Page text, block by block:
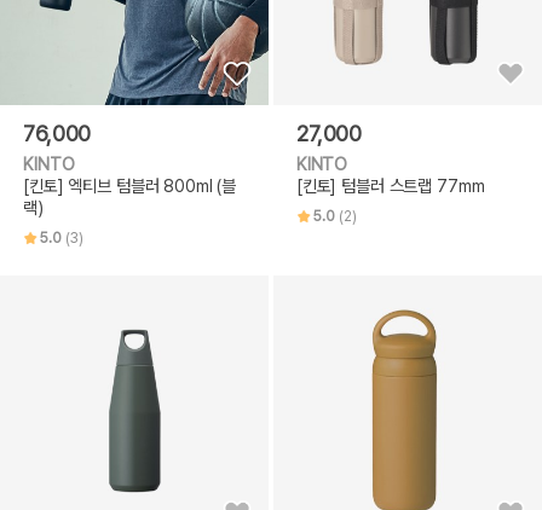
76,000
KINTO
[킨토] 엑티브 텀블러 800ml (블
랙)
5.0 (3)
27,000
KINTO
[킨토] 텀블러 스트랩 77mm
5.0 (2)